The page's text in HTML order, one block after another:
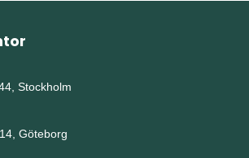
Stockholm
Göteborg